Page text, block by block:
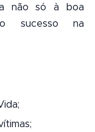
não só à boa
sucesso na